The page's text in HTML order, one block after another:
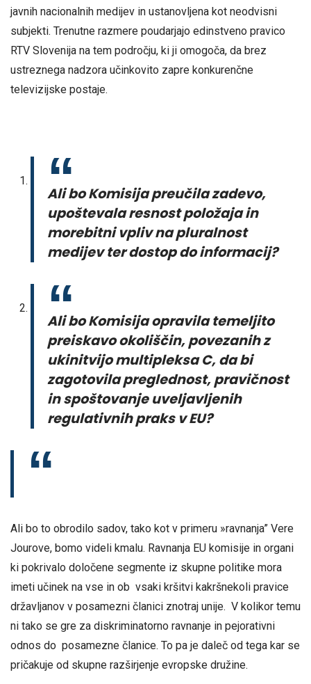
javnih nacionalnih medijev in ustanovljena kot neodvisni
subjekti. Trenutne razmere poudarjajo edinstveno pravico
RTV Slovenija na tem področju, ki ji omogoča, da brez
ustreznega nadzora učinkovito zapre konkurenčne
televizijske postaje.
Ali bo Komisija preučila zadevo,
upoštevala resnost položaja in
morebitni vpliv na pluralnost
medijev ter dostop do informacij?
Ali bo Komisija opravila temeljito
preiskavo okoliščin, povezanih z
ukinitvijo multipleksa C, da bi
zagotovila preglednost, pravičnost
in spoštovanje uveljavljenih
regulativnih praks v EU?
Ali bo to obrodilo sadov, tako kot v primeru »ravnanja” Vere
Jourove, bomo videli kmalu. Ravnanja EU komisije in organi
ki pokrivalo določene segmente iz skupne politike mora
imeti učinek na vse in ob vsaki kršitvi kakršnekoli pravice
državljanov v posamezni članici znotraj unije. V kolikor temu
ni tako se gre za diskriminatorno ravnanje in pejorativni
odnos do posamezne članice. To pa je daleč od tega kar se
pričakuje od skupne razširjenje evropske družine.